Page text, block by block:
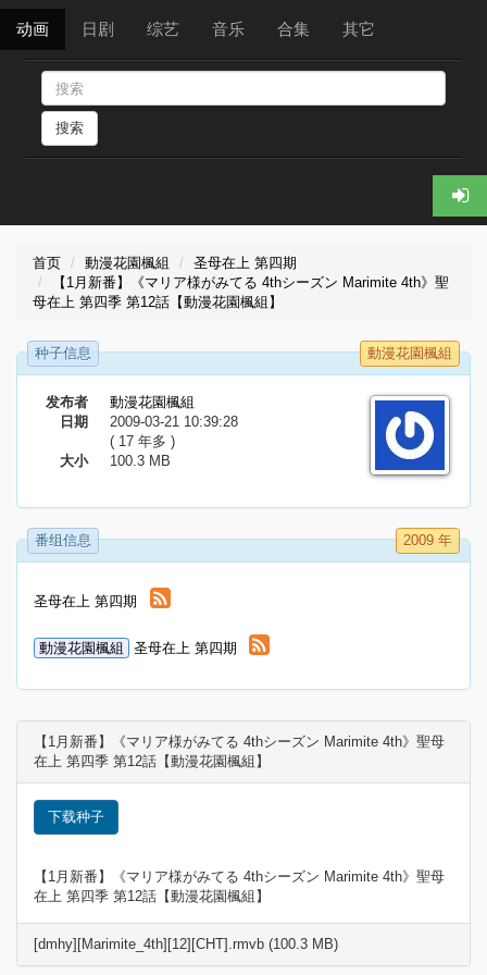
动画 日剧 综艺 音乐 合集 其它
搜索
首页 動漫花園楓組
圣母在上 第四期
【1月新番】《マリア様がみてる 4thシーズン Marimite 4th》聖
母在上 第四季 第12話【動漫花園楓組】
种子信息 動漫花園楓組
发布者
動漫花園楓組
日期
2009-03-21 10:39:28
( 17 年多 )
大小
100.3 MB
番组信息 2009 年
圣母在上 第四期
動漫花園楓組 圣母在上 第四期
【1月新番】《マリア様がみてる 4thシーズン Marimite 4th》聖母
在上 第四季 第12話【動漫花園楓組】
下载种子
【1月新番】《マリア様がみてる 4thシーズン Marimite 4th》聖母
在上 第四季 第12話【動漫花園楓組】
[dmhy][Marimite_4th][12][CHT].rmvb (100.3 MB)